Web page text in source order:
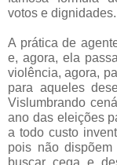
votos e dignidades.
A prática de
e, agora, ela
violência, agora,
para aqueles
Vislumbrando
ano das eleições
a todo custo
pois não